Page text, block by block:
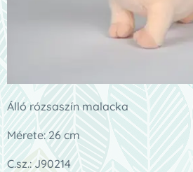
Álló rózsaszín malacka
Mérete: 26 cm
C.sz.: J90214